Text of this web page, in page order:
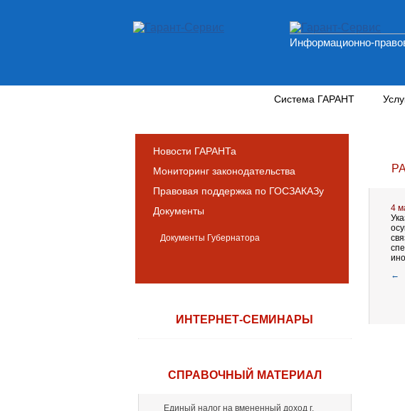
Информационно-
Система ГАРАНТ
Новости ГАРАНТа
Мониторинг законодательства
Правовая поддержка по ГОСЗАКАЗу
Документы
Документы Губернатора
ИНТЕРНЕТ-СЕМИНАРЫ
СПРАВОЧНЫЙ МАТЕРИАЛ
Единый налог на вмененный доход г.
4
←